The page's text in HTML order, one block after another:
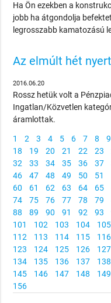
Ha Ön ezekben a
jobb ha átgondolja
legrosszabb kamatozású
Az elmúlt hét
2016.06.20
Rossz hetük volt a
Ingatlan/Közvetlen
áramlottak.
1 2 3 4 5 6 7 8 9
18
19 20 21 22 23
32
33 34 35 36 37
46
47 48 49 50 51
60
61 62 63 64 65
74
75 76 77 78 79
88
89 90 91 92 93
101
102 103 104 105
112
113 114 115 116
123
124 125 126 127
134
135 136 137 138
145
146 147 148 149
156